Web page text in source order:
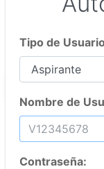
Tipo de
Nombre de
Contraseña: